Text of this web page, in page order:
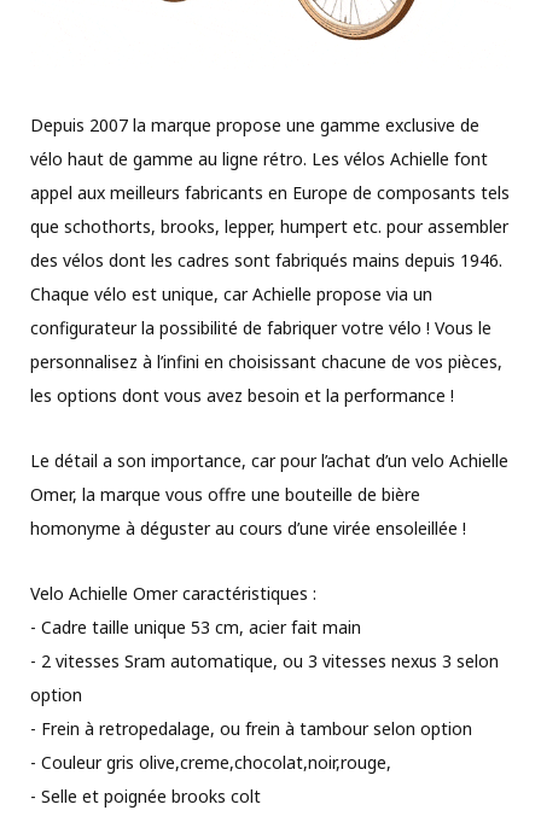
Depuis 2007 la marque propose une gamme exclusive de
vélo haut de gamme au ligne rétro. Les vélos Achielle font
appel aux meilleurs fabricants en Europe de composants tels
que schothorts, brooks, lepper, humpert etc. pour assembler
des vélos dont les cadres sont fabriqués mains depuis 1946.
Chaque vélo est unique, car Achielle propose via un
configurateur la possibilité de fabriquer votre vélo ! Vous le
personnalisez à l’infini en choisissant chacune de vos pièces,
les options dont vous avez besoin et la performance !
Le détail a son importance, car pour l’achat d’un velo Achielle
Omer, la marque vous offre une bouteille de bière
homonyme à déguster au cours d’une virée ensoleillée !
Velo Achielle Omer caractéristiques :
- Cadre taille unique 53 cm, acier fait main
- 2 vitesses Sram automatique, ou 3 vitesses nexus 3 selon
option
- Frein à retropedalage, ou frein à tambour selon option
- Couleur gris olive,creme,chocolat,noir,rouge,
- Selle et poignée brooks colt